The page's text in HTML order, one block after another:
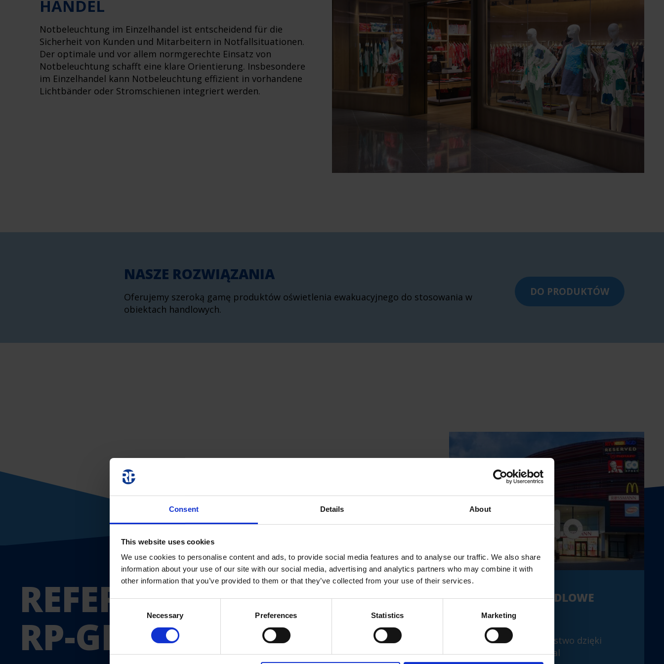
Consent Details About
This website uses cookies
We use cookies to personalise content and ads, to provide social media features and to analyse our traffic. We also share
information about your use of our site with our social media, advertising and analytics partners who may combine it with
other information that you’ve provided to them or that they’ve collected from your use of their services.
Consent
Necessary Preferences Statistics Marketing
HANDEL
Notbeleuchtung im Einzelhandel ist entscheidend für die
Sicherheit von Kunden und Mitarbeitern in Notfallsituationen.
Der optimale und vor allem normgerechte Einsatz von
Notbeleuchtung schafft eine klare Orientierung. Insbesondere
im Einzelhandel kann Notbeleuchtung effizient in vorhandene
Lichtbänder oder Stromschienen integriert werden.
NASZE ROZWIĄZANIA
Oferujemy szeroką gamę produktów oświetlenia ewakuacyjnego do stosowania w
obiektach handlowych.
DO PRODUKTÓW
REFERENCJE
RP-GROUP
CENTRUM HANDLOWE
DANUBE
CENTRUM HANDLOWE
RONDO
Większe bezpieczeństwo dzięki
Wireless Professional